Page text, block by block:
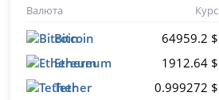
Валюта Курс
Bitcoin 64959.2 $
Ethereum 1912.64 $
Tether 0.999272 $